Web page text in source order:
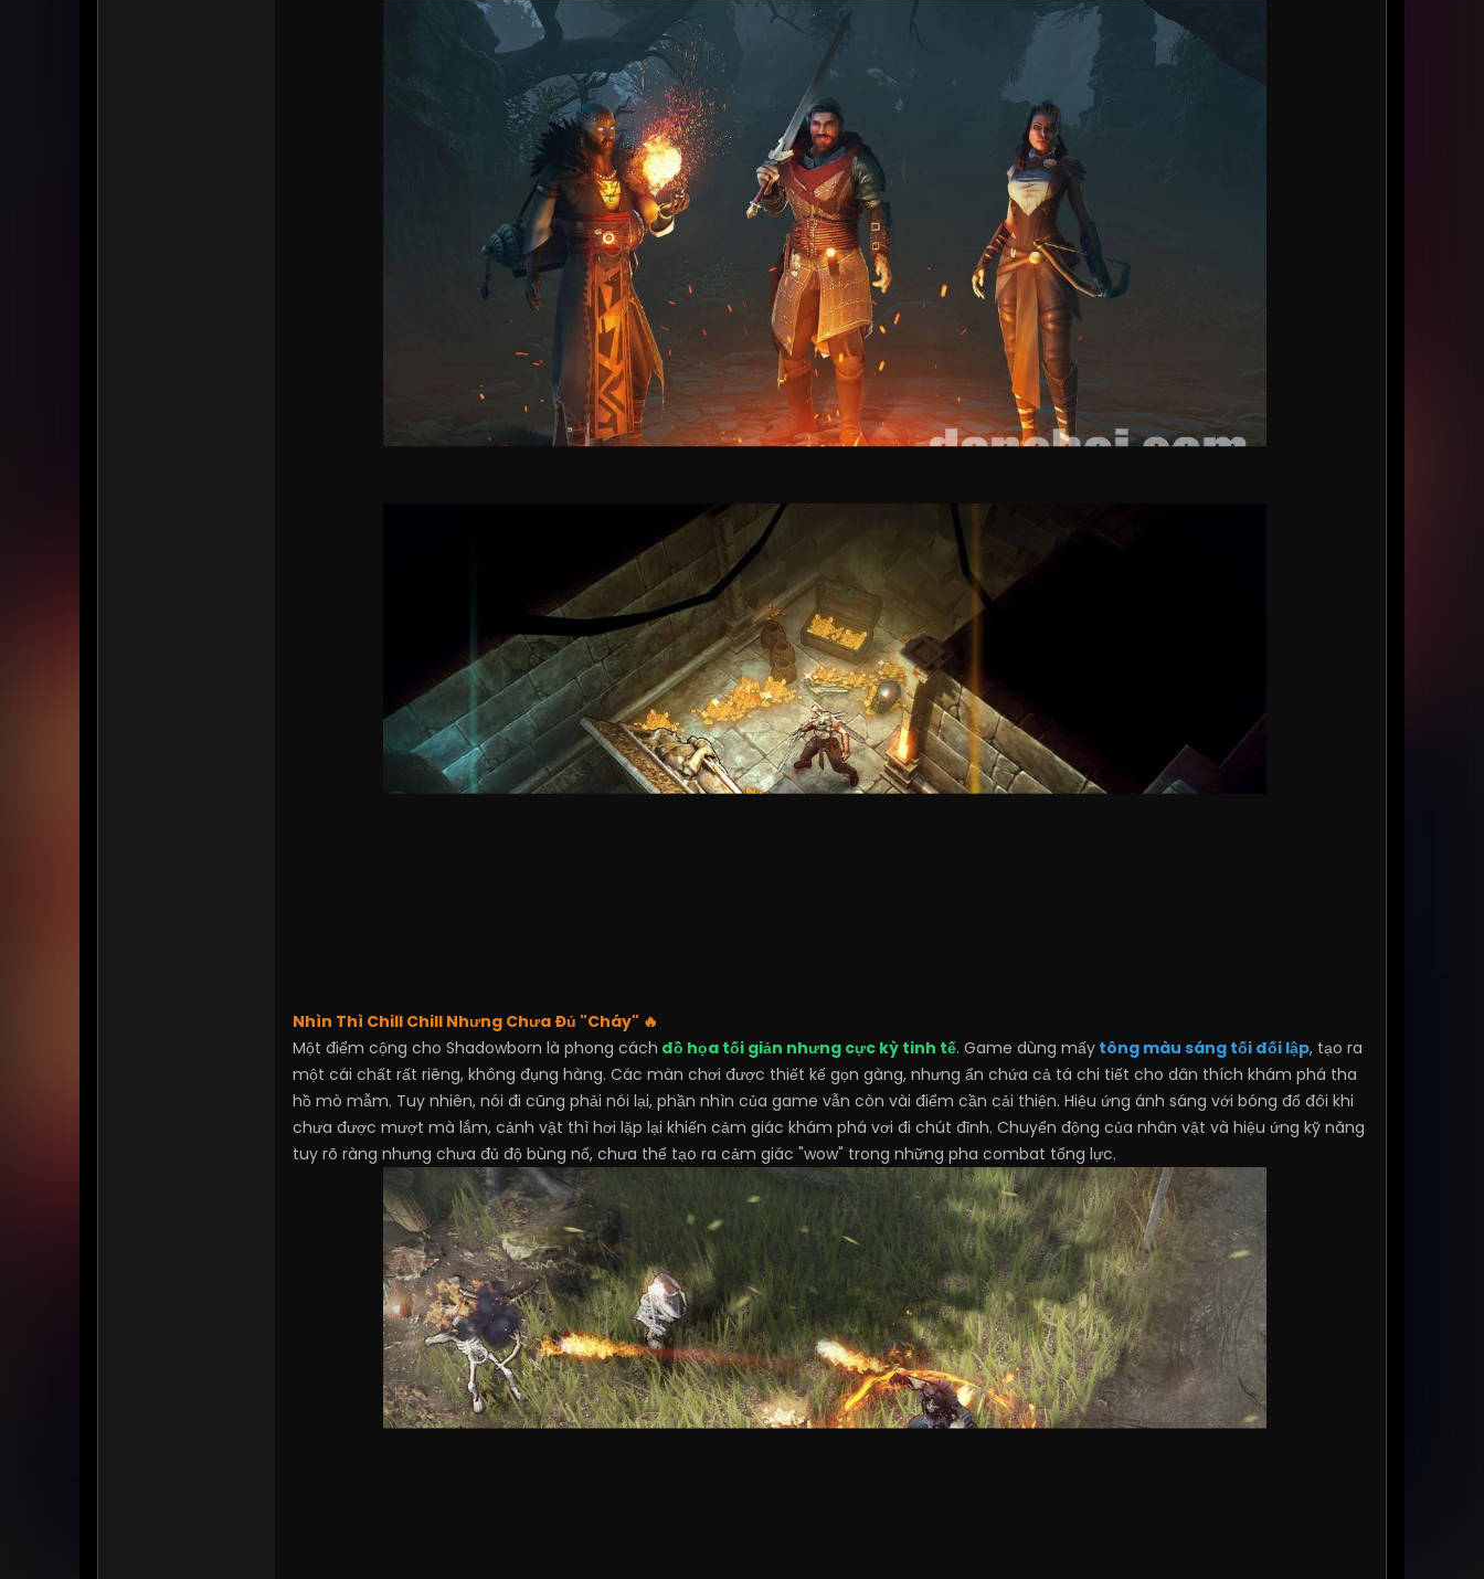
Nhìn Thì Chill Chill Nhưng Chưa Đủ "Cháy" 🔥
Một điểm cộng cho Shadowborn là phong cách đồ họa tối giản nhưng cực kỳ tinh tế. Game dùng mấy tông màu sáng tối đối lập, tạo ra
một cái chất rất riêng, không đụng hàng. Các màn chơi được thiết kế gọn gàng, nhưng ẩn chứa cả tá chi tiết cho dân thích khám phá tha
hồ mò mẫm. Tuy nhiên, nói đi cũng phải nói lại, phần nhìn của game vẫn còn vài điểm cần cải thiện. Hiệu ứng ánh sáng với bóng đổ đôi khi
chưa được mượt mà lắm, cảnh vật thì hơi lặp lại khiến cảm giác khám phá vơi đi chút đỉnh. Chuyển động của nhân vật và hiệu ứng kỹ năng
tuy rõ ràng nhưng chưa đủ độ bùng nổ, chưa thể tạo ra cảm giác "wow" trong những pha combat tổng lực.